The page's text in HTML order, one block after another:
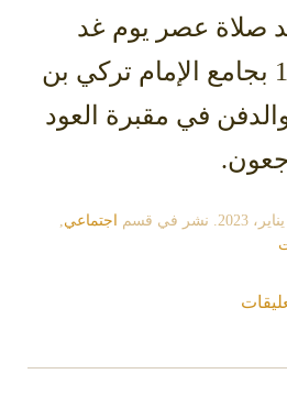
صلاة عصر يوم غد
الاإثنين 23-6-1444 بجامع الإمام تركي بن
في مقبرة العود
. نشر في قسم اجتماعي,